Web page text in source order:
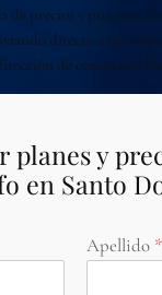
de precios y procesos.
directo a tu
de correo esté
planes y
en Santo
Apellido